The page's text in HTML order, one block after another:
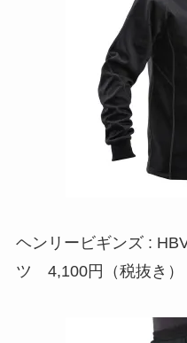
ヘンリービギンズ :
ツ 4,100円（税抜き）